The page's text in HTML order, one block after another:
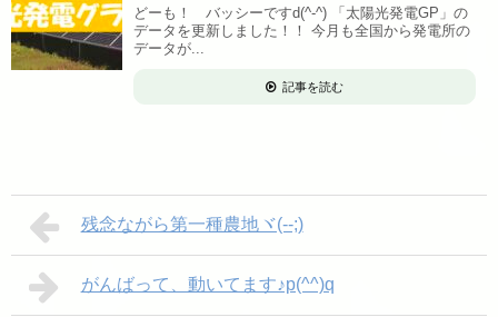
どーも！ バッシーですd(^-^) 「太陽光発電GP」の
データを更新しました！！ 今月も全国から発電所の
データが...
記事を読む
残念ながら第一種農地ヾ(--;)
がんばって、動いてます♪p(^^)q